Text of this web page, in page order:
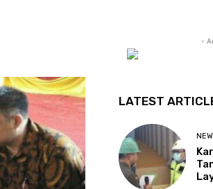
-
LATEST